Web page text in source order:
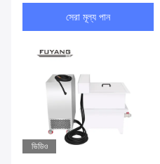
সেরা মূল্য পান
ভিডিও